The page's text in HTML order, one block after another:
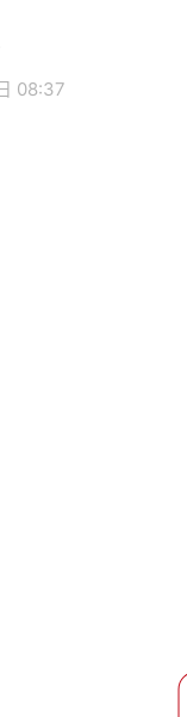
08:37